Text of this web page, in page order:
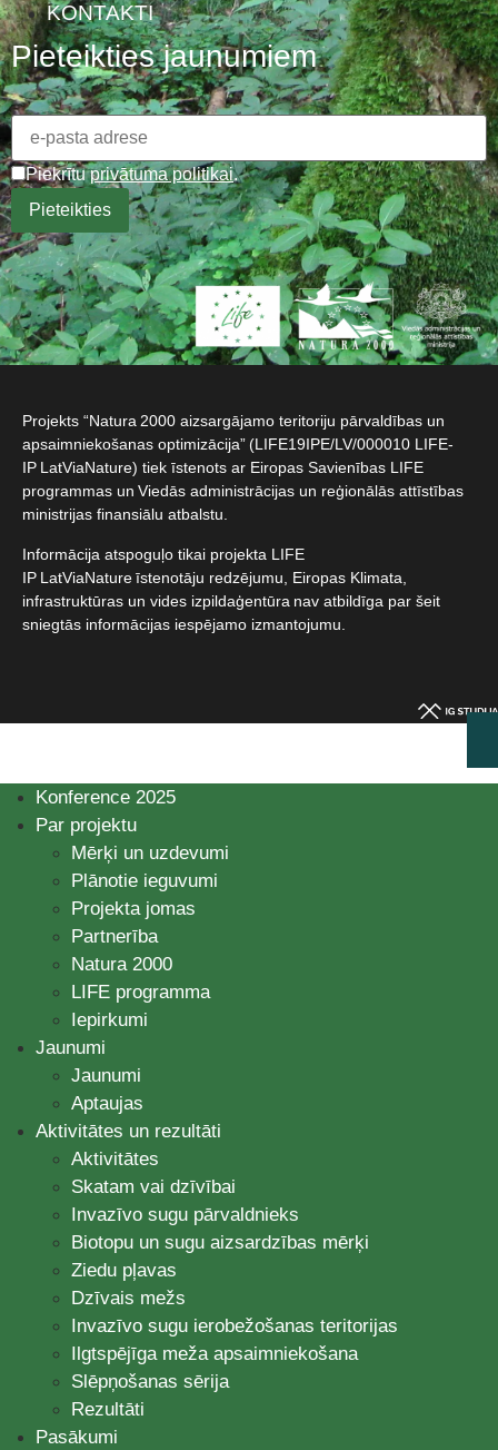
KONTAKTI
Pieteikties jaunumiem
Piekrītuprivātuma politikai.
Projekts “Natura 2000 aizsargājamo teritoriju pārvaldības un
apsaimniekošanas optimizācija” (LIFE19IPE/LV/000010 LIFE-
IP LatViaNature) tiek īstenots ar Eiropas Savienības LIFE
programmas un Viedās administrācijas un reģionālās attīstības
ministrijas finansiālu atbalstu.​
Informācija atspoguļo tikai projekta LIFE
IP LatViaNature īstenotāju redzējumu, Eiropas Klimata,
infrastruktūras un vides izpildaģentūra nav atbildīga par šeit
sniegtās informācijas iespējamo izmantojumu.​
Konference 2025
Par projektu
Mērķi un uzdevumi
Plānotie ieguvumi
Projekta jomas
Partnerība
Natura 2000
LIFE programma
Iepirkumi
Jaunumi
Jaunumi
Aptaujas
Aktivitātes un rezultāti
Aktivitātes
Skatam vai dzīvībai
Invazīvo sugu pārvaldnieks
Biotopu un sugu aizsardzības mērķi
Ziedu pļavas
Dzīvais mežs
Invazīvo sugu ierobežošanas teritorijas
Ilgtspējīga meža apsaimniekošana
Slēpņošanas sērija
Rezultāti
Pasākumi